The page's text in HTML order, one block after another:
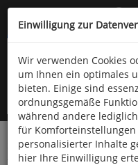
Kompletten Head der
oder
Startseite Bücher
Einwilligung zur
Wir verwenden Cookies
um Ihnen ein optimales
bieten. Einige sind
ordnungsgemäße
während andere
für Komforteinstellungen
personalisierter Inhalte
hier Ihre Einwilligung